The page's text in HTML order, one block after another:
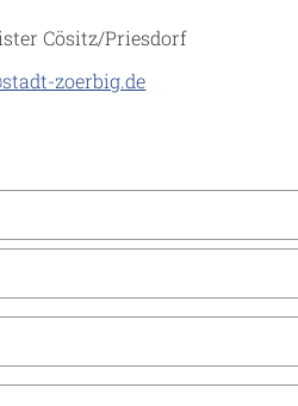
Cösitz/Priesdorf
zoerbig.de